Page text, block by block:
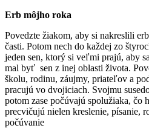
Erb môjho roka
Povedzte žiakom, aby si nakreslili
časti. Potom nech do každej zo
jeden sen, ktorý si veľmi prajú, aby
mal byť sen z inej oblasti života.
školu, rodinu, záujmy, priateľov a
pracujú vo dvojiciach. Svojmu
potom zase počúvajú spolužiaka, čo
precvičujú nielen kreslenie, písanie,
počúvanie